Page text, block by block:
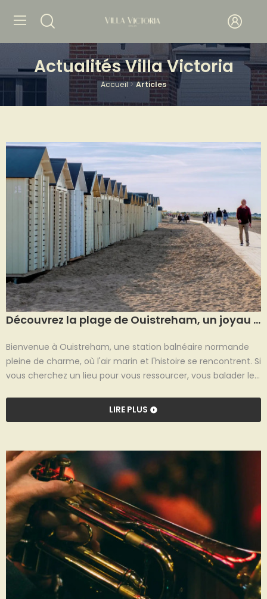
Actualités Villa Victoria
Accueil Articles
Découvrez la plage de Ouistreham, un joyau de la côte nacre
Bienvenue à Ouistreham, une station balnéaire normande
pleine de charme, où l'air marin et l'histoire se rencontrent. Si
vous cherchez un lieu pour vous ressourcer, vous balader les
de Ouistreham est la destination idéale. Connue pour son
sable fin et son ambiance conviviale, cette plage de
LIRE PLUS